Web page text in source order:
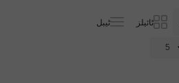
ٹائیلز ٹیبل